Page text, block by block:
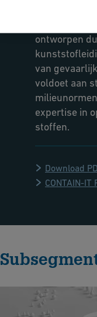
ontworpen
van
voldoet aan
expertise in
stoffen.
Download
CONTAIN-IT